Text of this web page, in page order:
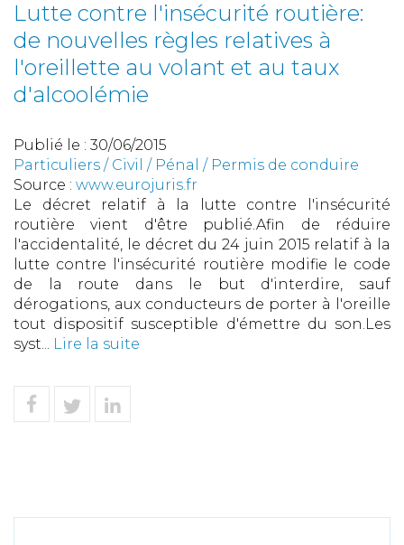
Lutte contre l'insécurité routière:
de nouvelles règles relatives à
l'oreillette au volant et au taux
d'alcoolémie
Publié le : 30/06/2015
Particuliers / Civil / Pénal / Permis de conduire
Source : www.eurojuris.fr
Le décret relatif à la lutte contre l'insécurité
routière vient d'être publié.Afin de réduire
l'accidentalité, le décret du 24 juin 2015 relatif à la
lutte contre l'insécurité routière modifie le code
de la route dans le but d'interdire, sauf
dérogations, aux conducteurs de porter à l'oreille
tout dispositif susceptible d'émettre du son.Les
syst... Lire la suite